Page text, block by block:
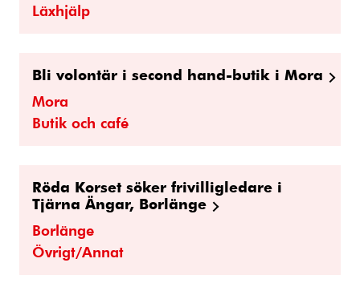
Läxhjälp
Bli volontär i second hand-butik i Mora
Mora
Butik och café
Röda Korset söker frivilligledare i
Tjärna Ängar, Borlänge
Borlänge
Övrigt/Annat